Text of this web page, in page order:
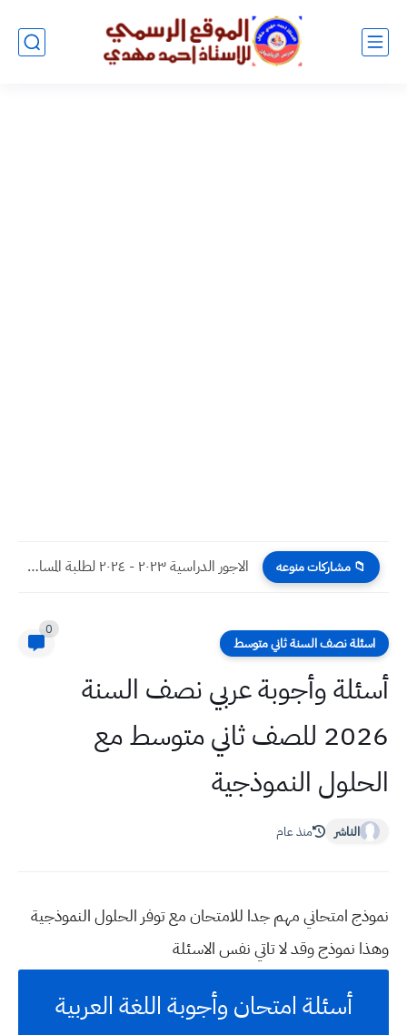
📁 مشاركات منوعه الاجور الدراسية ٢٠٢٣ - ٢٠٢٤ لطلبة المسائي في الجامعات العراقية
اسئلة نصف السنة ثاني متوسط
0
أسئلة وأجوبة عربي نصف السنة
2026 للصف ثاني متوسط مع
الحلول النموذجية
الناشر منذ عام
نموذج امتحاني مهم جدا للامتحان مع توفر الحلول النموذجية
وهذا نموذج وقد لا تاتي نفس الاسئلة
أسئلة امتحان وأجوبة اللغة العربية